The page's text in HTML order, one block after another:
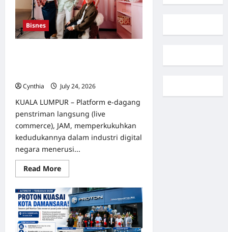
Bisnes
Cynthia
July 24, 2026
KUALA LUMPUR – Platform e-dagang
penstriman langsung (live
commerce), JAM, memperkukuhkan
kedudukannya dalam industri digital
negara menerusi...
Read MoreRead
more
Awal
Ashaari
dan
Scha
Alyahya
rasmi